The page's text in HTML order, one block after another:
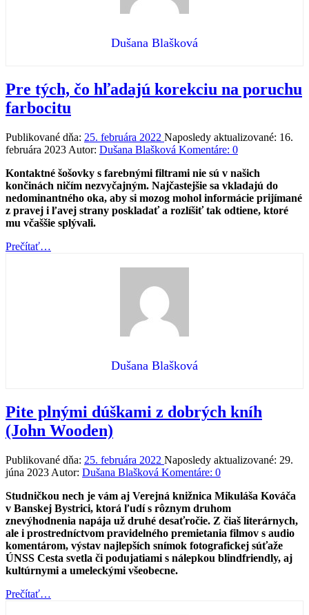
Dušana Blašková
Pre tých, čo hľadajú korekciu na poruchu
farbocitu
Publikované dňa: 25. februára 2022 Naposledy aktualizované: 16.
februára 2023 Autor: Dušana Blašková Komentáre: 0
Kontaktné šošovky s farebnými filtrami nie sú v našich
končinách ničím nezvyčajným. Najčastejšie sa vkladajú do
nedominantného oka, aby si mozog mohol informácie prijímané
z pravej i ľavej strany poskladať a rozlíšiť tak odtiene, ktoré
mu včaššie splývali.
Prečítať“Pre
…
Dušana Blašková
Pite plnými dúškami z dobrých kníh
(John Wooden)
Publikované dňa: 25. februára 2022 Naposledy aktualizované: 29.
júna 2023 Autor: Dušana Blašková Komentáre: 0
Studničkou nech je vám aj Verejná knižnica Mikuláša Kováča
v Banskej Bystrici, ktorá ľudí s rôznym druhom
znevýhodnenia napája už druhé desaťročie. Z čiaš literárnych,
ale i prostredníctvom pravidelného premietania filmov s audio
komentárom, výstav najlepších snímok fotografickej súťaže
ÚNSS Cesta svetla či podujatiami s nálepkou blindfriendly, aj
kultúrnymi a umeleckými všeobecne.
Prečítať“Pite
…